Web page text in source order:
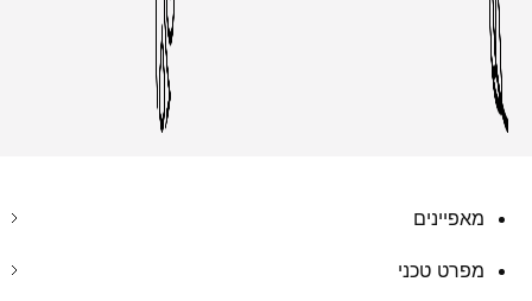
מאפיינים
מפרט טכני